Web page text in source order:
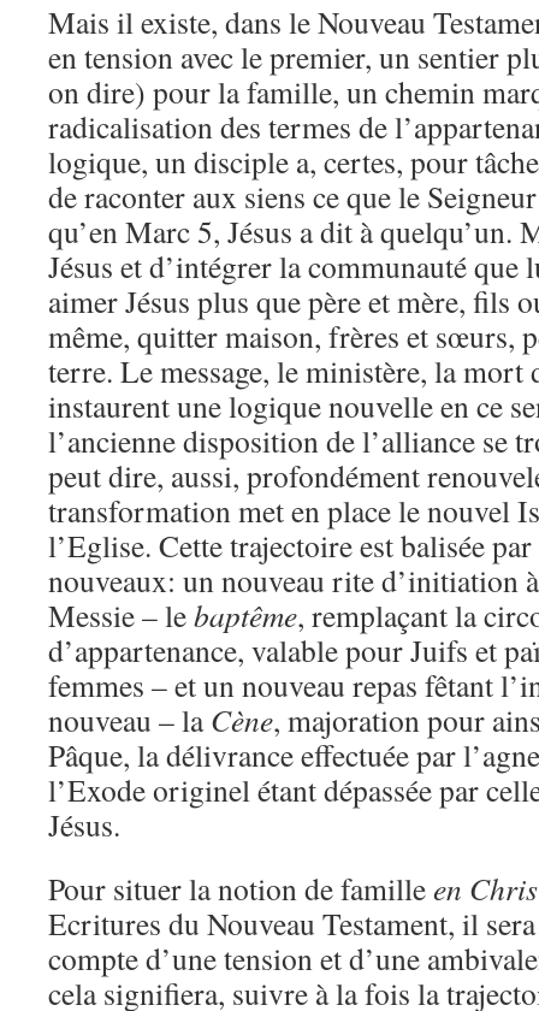
Mais il existe, dans le Nouveau
en tension avec le premier, un sentier
on dire) pour la famille, un chemin
radicalisation des termes de
logique, un disciple a, certes, pour
de raconter aux siens ce que le
qu’en Marc 5, Jésus a dit à quelqu’un.
Jésus et d’intégrer la communauté
aimer Jésus plus que père et mère, fils
même, quitter maison, frères et sœurs,
terre. Le message, le ministère, la mort
instaurent une logique nouvelle en ce
l’ancienne disposition de l’alliance se
peut dire, aussi, profondément
transformation met en place le nouvel
l’Eglise. Cette trajectoire est balisée
nouveaux: un nouveau rite d’initiation
Messie – lebaptême, remplaçant la
d’appartenance, valable pour Juifs et
femmes – et un nouveau repas fêtant
nouveau – laCène, majoration pour
Pâque, la délivrance effectuée par
l’Exode originel étant dépassée par
Jésus.
Pour situer la notion de familleen
Ecritures du Nouveau Testament, il
compte d’une tension et d’une
cela signifiera, suivre à la fois la